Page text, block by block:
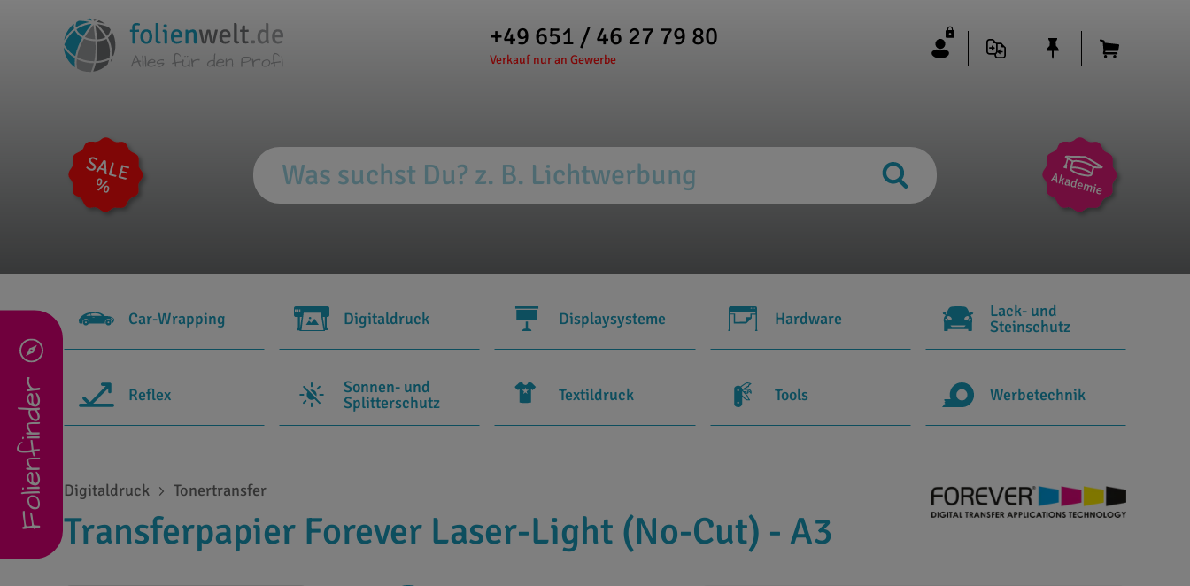
+49 651 / 46 27 79 80
Verkauf nur an Gewerbe
Car-Wrapping Digitaldruck Displaysysteme Hardware
Lack- und
Steinschutz
Reflex
Sonnen- und
Splitterschutz
Textildruck Tools Werbetechnik
Folienfinder Digitaldruck Tonertransfer
Transferpapier Forever Laser-Light (No-Cut) - A3